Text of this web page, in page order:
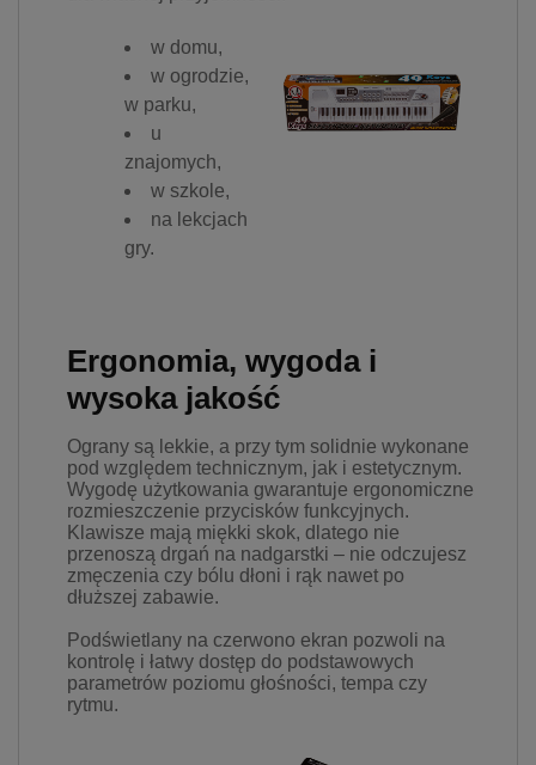
w domu,
w ogrodzie,
w parku,
u
znajomych,
w szkole,
na lekcjach
gry.
Ergonomia, wygoda i
wysoka jakość
Ograny są lekkie, a przy tym solidnie wykonane
pod względem technicznym, jak i estetycznym.
Wygodę użytkowania gwarantuje ergonomiczne
rozmieszczenie przycisków funkcyjnych.
Klawisze mają miękki skok, dlatego nie
przenoszą drgań na nadgarstki – nie odczujesz
zmęczenia czy bólu dłoni i rąk nawet po
dłuższej zabawie.
Podświetlany na czerwono ekran pozwoli na
kontrolę i łatwy dostęp do podstawowych
parametrów poziomu głośności, tempa czy
rytmu.